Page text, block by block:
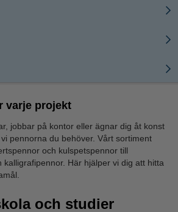
varje projekt
jobbar på kontor eller ägnar dig åt konst
pennorna du behöver. Vårt sortiment
och kulspetspennor till
kalligrafipennor. Här hjälper vi dig att hitta
och studier